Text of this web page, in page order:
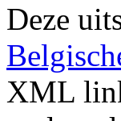
Deze
XML